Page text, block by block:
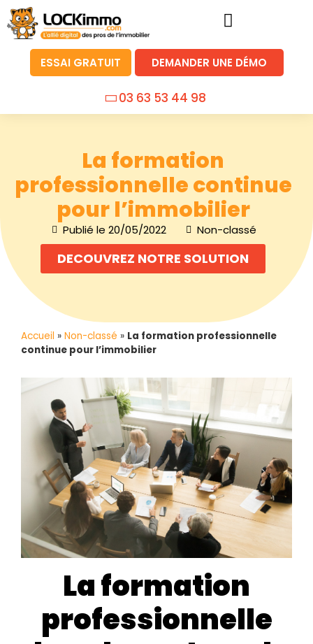
ESSAI GRATUIT DEMANDER UNE DÉMO
03 63 53 44 98
La formation
professionnelle continue
pour l’immobilier
Publié le 20/05/2022 Non-classé
DECOUVREZ NOTRE SOLUTION
Accueil » Non-classé » La formation professionnelle
continue pour l’immobilier
La formation
professionnelle